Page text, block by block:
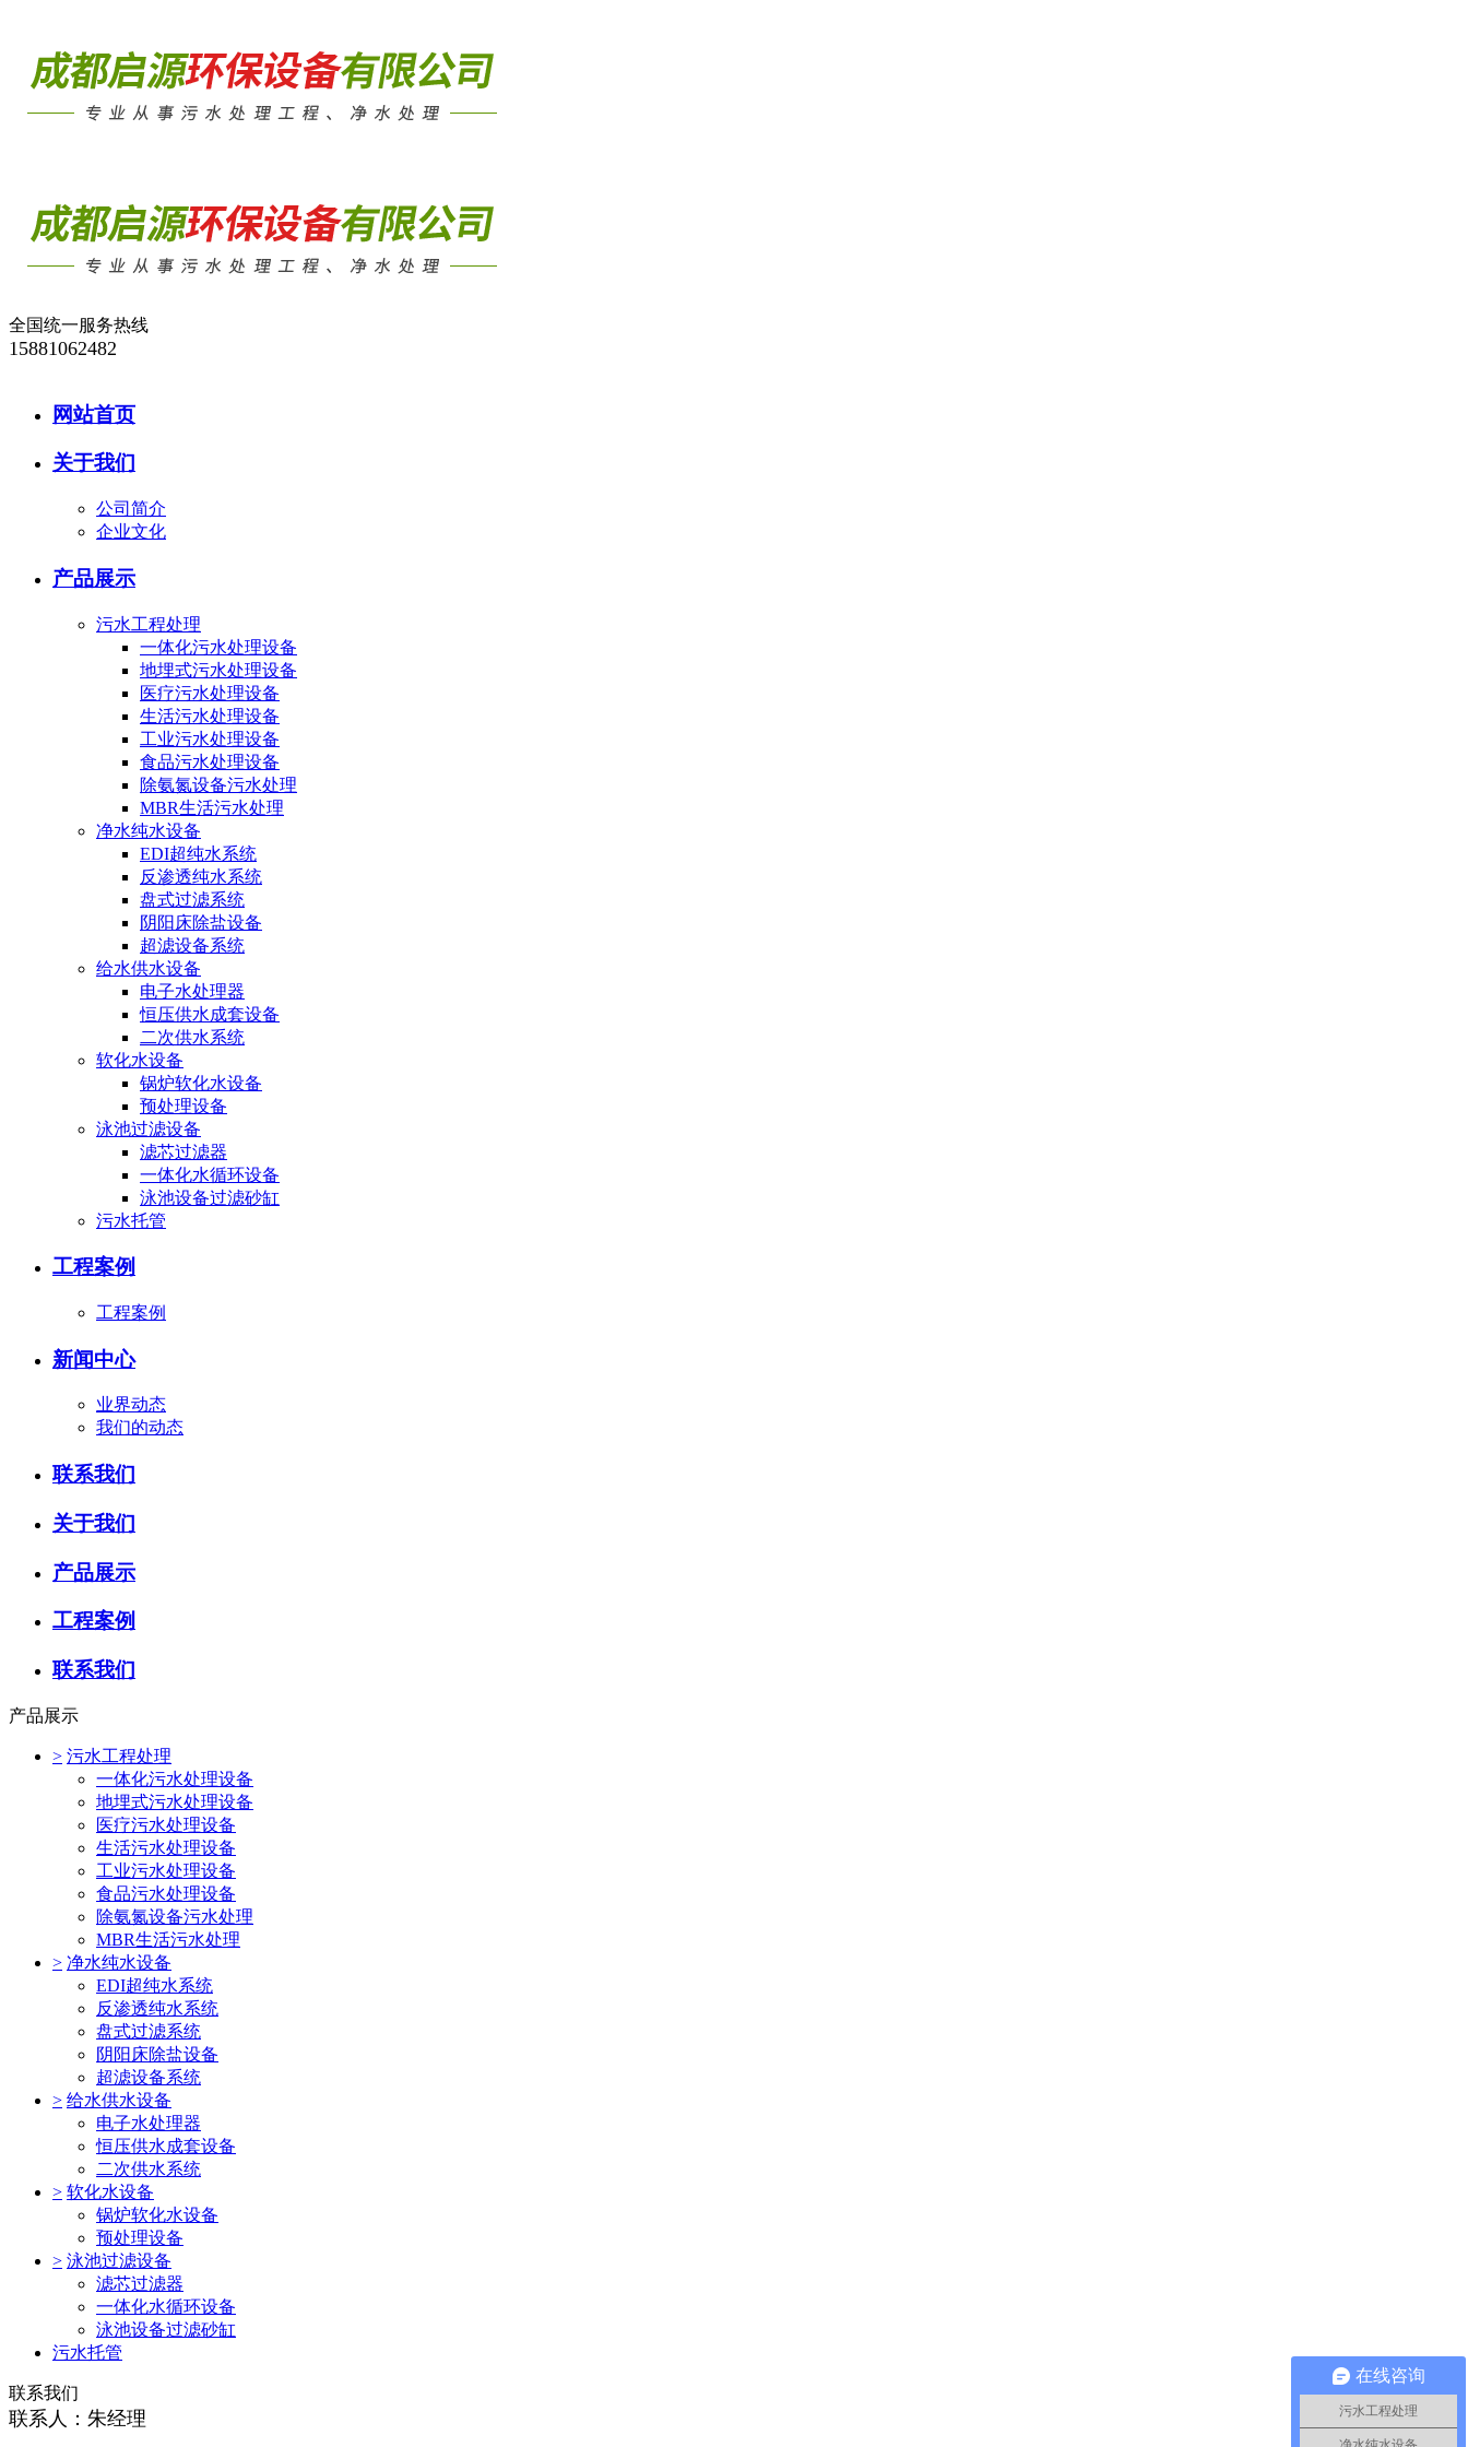
全国统一服务热线
15881062482
网站首页
关于我们
公司简介
企业文化
产品展示
污水工程处理
一体化污水处理设备
地埋式污水处理设备
医疗污水处理设备
生活污水处理设备
工业污水处理设备
食品污水处理设备
除氨氮设备污水处理
MBR生活污水处理
净水纯水设备
EDI超纯水系统
反渗透纯水系统
盘式过滤系统
阴阳床除盐设备
超滤设备系统
给水供水设备
电子水处理器
恒压供水成套设备
二次供水系统
软化水设备
锅炉软化水设备
预处理设备
泳池过滤设备
滤芯过滤器
一体化水循环设备
泳池设备过滤砂缸
污水托管
工程案例
工程案例
新闻中心
业界动态
我们的动态
联系我们
关于我们
产品展示
工程案例
联系我们
产品展示
> 污水工程处理
一体化污水处理设备
地埋式污水处理设备
医疗污水处理设备
生活污水处理设备
工业污水处理设备
食品污水处理设备
除氨氮设备污水处理
MBR生活污水处理
> 净水纯水设备
EDI超纯水系统
反渗透纯水系统
盘式过滤系统
阴阳床除盐设备
超滤设备系统
> 给水供水设备
电子水处理器
恒压供水成套设备
二次供水系统
> 软化水设备
锅炉软化水设备
预处理设备
> 泳池过滤设备
滤芯过滤器
一体化水循环设备
泳池设备过滤砂缸
污水托管
联系我们
联系人：朱经理
在线咨询
污水工程处理